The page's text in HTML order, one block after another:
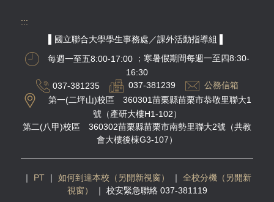
:::
▌國立聯合大學學生事務處／課外活動指導組 ▌
每週一至五8:00-17:00
；寒暑假期間每週一至四8:30-
16:30
037-381235
037-381239
公務信箱
第一(二坪山)校區 360301苗栗縣苗栗市恭敬里聯大1
號（產研大樓H1-102）
第二(八甲)校區 360302苗栗縣苗栗市南勢里聯大2號（共教
會大樓後棟G3-107）
｜ PT ｜ 如何到達本校（另開新視窗） ｜ 全校分機（另開新
視窗）
｜ 校安緊急聯絡 037-381119